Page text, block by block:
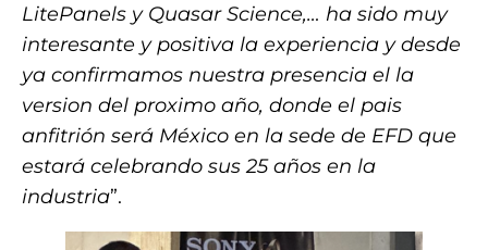
LitePanels y Quasar Science,… ha sido muy
interesante y positiva la experiencia y desde
ya confirmamos nuestra presencia el la
version del proximo año, donde el pais
anfitrión será México en la sede de EFD que
estará celebrando sus 25 años en la
industria”.